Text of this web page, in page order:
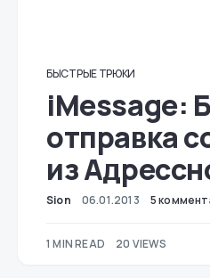
БЫСТРЫЕ ТРЮКИ
iMessage:
отправка
из
Sion 06.01.2013 5
1 MIN READ 20 VIEWS